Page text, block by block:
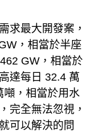
求最大開發案，
，相當於半座
GW，相當於
達每日 32.4 萬
噸，相當於用水
完全無法忽視，
可以解決的問